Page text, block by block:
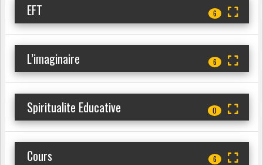
EFT 6
L’imaginaire 6
Spiritualite Educative 0
Cours 6